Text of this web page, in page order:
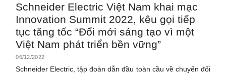
Schneider Electric Việt Nam khai mạc
Innovation Summit 2022, kêu gọi tiếp
tục tăng tốc “Đổi mới sáng tạo vì một
Việt Nam phát triển bền vững”
06/12/2022
Schneider Electric, tập đoàn dẫn đầu toàn cầu về chuyển đổi